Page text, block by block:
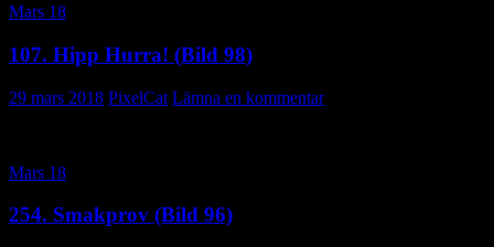
Mars 18
107. Hipp Hurra! (Bild 98)
29 mars 2018 PixelCat Lämna en kommentar
Mars 18
254. Smakprov (Bild 96)